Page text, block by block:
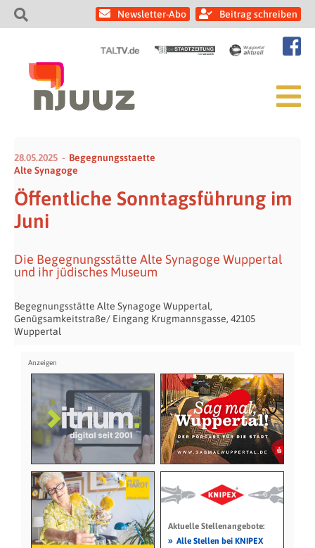
Newsletter-Abo Beitrag schreiben
28.05.2025
Begegnungsstaette
Alte Synagoge
Öffentliche Sonntagsführung im
Juni
Die Begegnungsstätte Alte Synagoge Wuppertal
und ihr jüdisches Museum
Begegnungsstätte Alte Synagoge Wuppertal,
Genügsamkeitstraße/ Eingang Krugmannsgasse, 42105
Wuppertal
Aktuelle Stellenangebote:
» Alle Stellen bei KNIPEX